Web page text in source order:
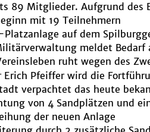
89 Mitglieder. Aufgrund des
mit 19 Teilnehmern
auf dem
meldet Bedarf
ruht wegen des
Erich Pfeiffer wird die
verpachtet das heute
von 4 Sandplätzen und
der neuen Anlage